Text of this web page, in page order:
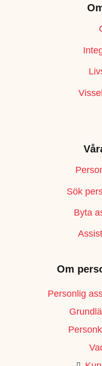
Sök
Byta
Om
Personlig